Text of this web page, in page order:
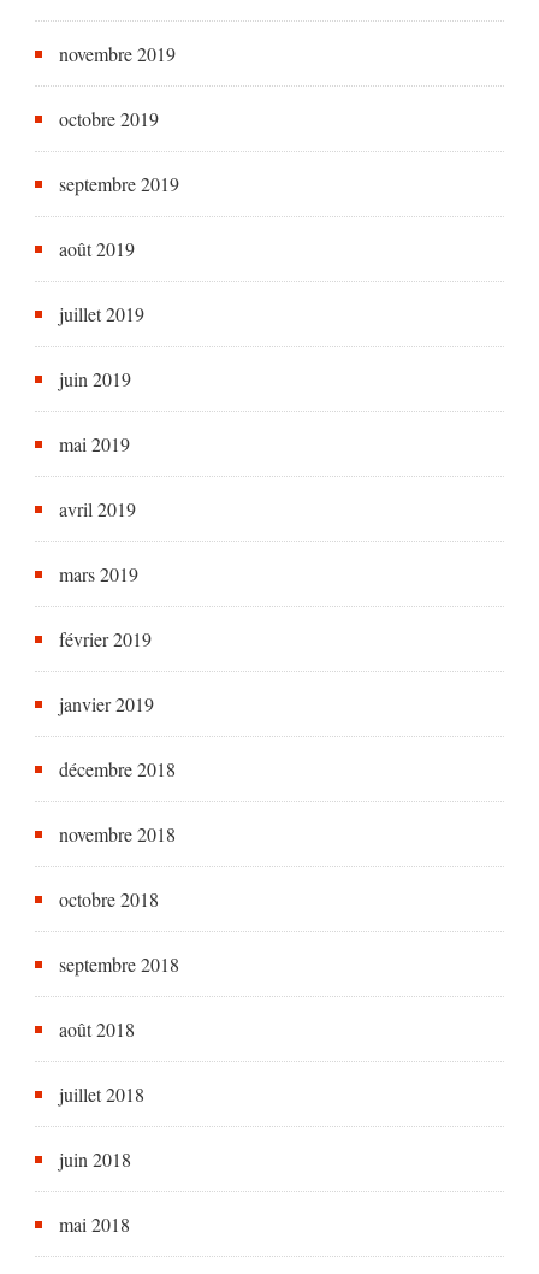
novembre 2019
octobre 2019
septembre 2019
août 2019
juillet 2019
juin 2019
mai 2019
avril 2019
mars 2019
février 2019
janvier 2019
décembre 2018
novembre 2018
octobre 2018
septembre 2018
août 2018
juillet 2018
juin 2018
mai 2018